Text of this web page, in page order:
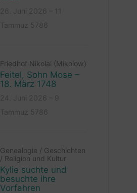
Friedhof Nikolai (Mikolow)
Feitel, Sohn Mose –
18. März 1748
Genealogie / Geschichten
/ Religion und Kultur
Kylie suchte und
besuchte ihre
Vorfahren